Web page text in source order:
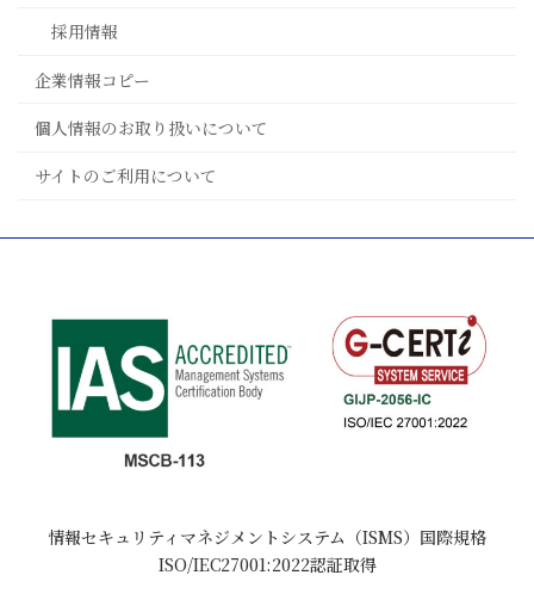
採用情報
企業情報コピー
個人情報のお取り扱いについて
サイトのご利用について
情報セキュリティマネジメントシステム（ISMS）国際規格
ISO/IEC27001:2022認証取得